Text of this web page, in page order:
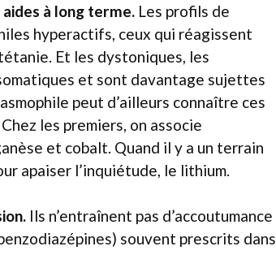
à long terme. Les profils de
hyperactifs, ceux qui réagissent
Et les dystoniques, les
et sont davantage sujettes
peut d’ailleurs connaître ces
les premiers, on associe
et cobalt. Quand il y a un terrain
apaiser l’inquiétude, le lithium.
Ils n’entraînent pas d’accoutumance
souvent prescrits dans